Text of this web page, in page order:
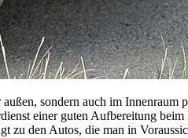
sondern auch im
einer guten Aufbereitung
den Autos, die man in